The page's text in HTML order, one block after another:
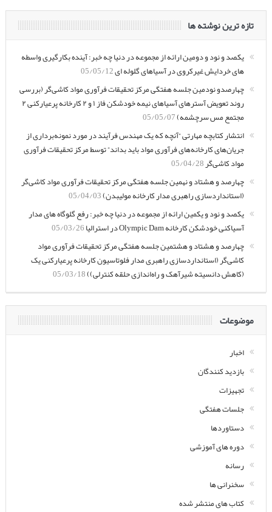
تازه ترین نوشته ها
یکصد و نود و دومین ارائه از مجموعه در دنیا چه خبر: آینده بکارگیری واسطه
های خردایش غیرکروی در آسیاهای گلوله ای05/05/12
چهارصدو نودمین جلسه هفتگی مرکز تحقیقات فرآوری مواد کاشی‌گر (بررسی
روند تعویض آسترهای آسیاهای نیمه خودشکن فاز ۱ و ۲ کارخانه پرعیارکنی ۲
مجتمع مس سرچشمه)05/05/07
انتشار کتابچه مهارتی “آنچه که یک مهندس فرآیند در مورد نمونه‌برداری از
جریان‌های کارخانه‌های فرآوری مواد باید بداند” توسط مرکز تحقیقات فرآوری
مواد کاشی‌گر05/04/28
چهارصد و هشتاد و نهمین جلسه هفتگی مرکز تحقیقات فرآوری مواد کاشی‌گر
(استانداردسازی راهبری مدار کارخانه مولیبدن)05/04/03
یکصد و نود و یکمین ارائه از مجموعه در دنیا چه خبر: رفع گلوگاه های مدار
آسیاکنی خودشکن کارخانه Olympic Dam در استرالیا
05/03/26
چهارصد و هشتاد و هشتمین جلسه هفتگی مرکز تحقیقات فرآوری مواد
کاشی‌گر (استانداردسازی راهبری مدار فلوتاسیون کارخانه پرعیارکنی یک
(کاهش دانسیته شیرآهک و راه‌اندازی حلقه کنترلی))05/03/18
موضوعات
اخبار
بازدید کنندگان
تجهیزات
جلسات هفتگی
دستاوردها
دوره های آموزشی
رسانه
سخنرانی ها
کتاب های منتشر شده